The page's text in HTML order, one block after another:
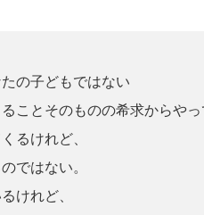
の子どもではない
ことそのものの希求からやっ
るけれど、
ではない。
けれど、